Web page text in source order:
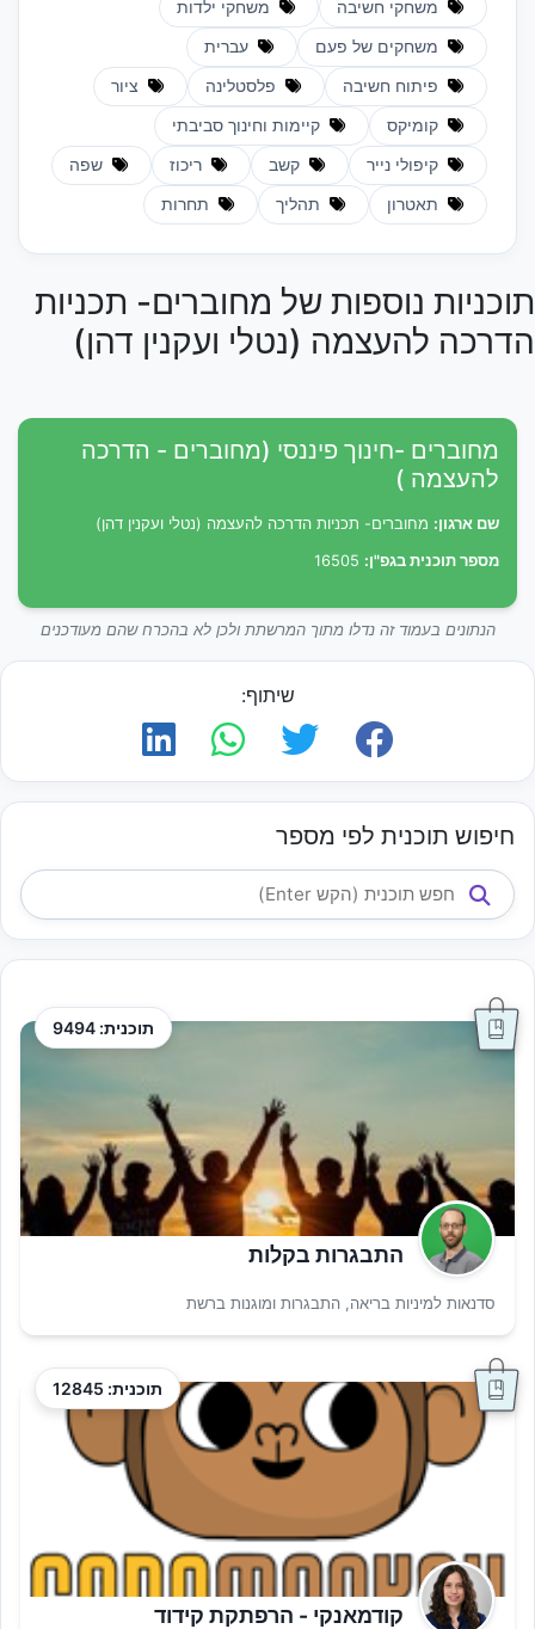
משחקי חשיבה משחקי ילדות
משחקים של פעם עברית
פיתוח חשיבה פלסטלינה ציור
קומיקס קיימות וחינוך סביבתי
קיפולי נייר קשב ריכוז שפה
תאטרון תהליך תחרות
תוכניות נוספות של מחוברים- תכניות
הדרכה להעצמה (נטלי ועקנין דהן)
מחוברים -חינוך פיננסי (מחוברים - הדרכה
להעצמה )
שם ארגון: מחוברים- תכניות הדרכה להעצמה (נטלי ועקנין דהן)
מספר תוכנית בגפ"ן:
הנתונים בעמוד זה נדלו מתוך המרשתת ולכן לא בהכרח שהם מעודכנים
שיתוף:
חיפוש תוכנית לפי מספר
תוכנית: 9494
התבגרות בקלות
סדנאות למיניות בריאה, התבגרות ומוגנות ברשת
תוכנית: 12845
קודמאנקי - הרפתקת קידוד